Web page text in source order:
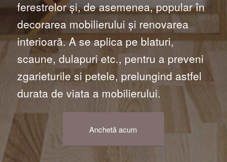
ferestrelor și, de asemenea, popular în
decorarea mobilierului și renovarea
interioară. A se aplica pe blaturi,
scaune, dulapuri etc., pentru a preveni
zgarieturile si petele, prelungind astfel
durata de viata a mobilierului.
Anchetă acum